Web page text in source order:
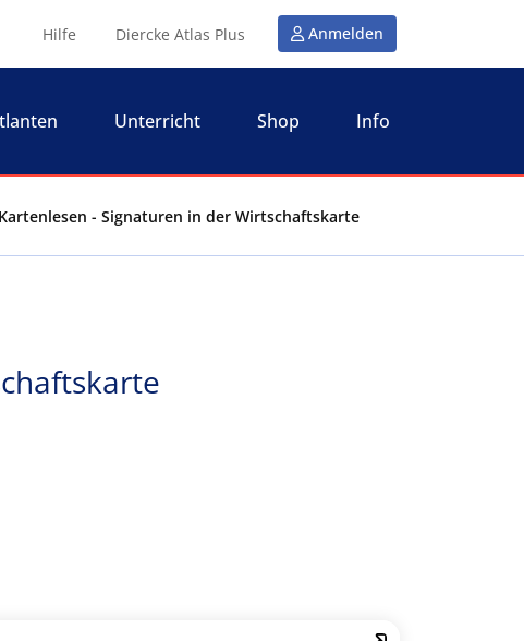
Hilfe Diercke Atlas Plus Anmelden
Unterricht Shop Info
- Signaturen in der Wirtschaftskarte